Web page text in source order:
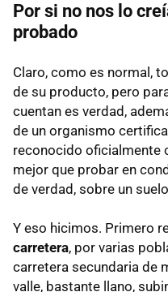
Por si no nos lo
probado
Claro, como es normal,
de su producto, pero
cuentan es verdad,
de un organismo
reconocido oficialmente
mejor que probar en
de verdad, sobre un
Y eso hicimos. Primero
carretera, por varias
carretera secundaria de
valle, bastante llano,